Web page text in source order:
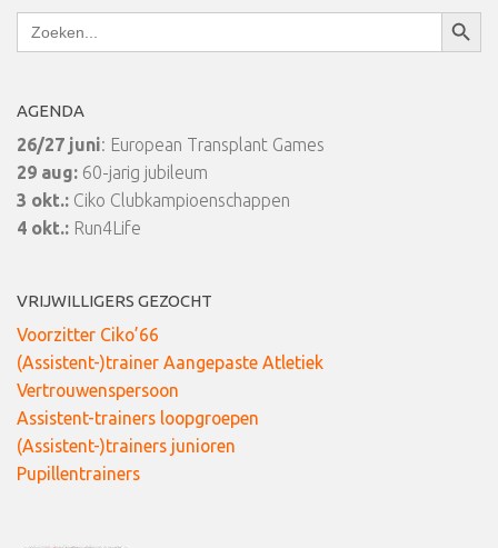
Zoek
naar:
AGENDA
26/27 juni: European Transplant Games
29 aug: 60-jarig jubileum
3 okt.: Ciko Clubkampioenschappen
4 okt.: Run4Life
VRIJWILLIGERS GEZOCHT
Voorzitter Ciko’66
(Assistent-)trainer Aangepaste Atletiek
Vertrouwenspersoon
Assistent-trainers loopgroepen
(Assistent-)trainers junioren
Pupillentrainers